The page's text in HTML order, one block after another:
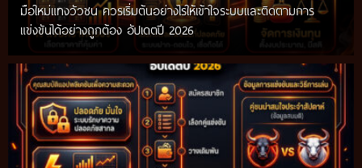
มือใหม่แทงวัวชน ควรเริ่มต้นอย่างไรให้เข้าใจระบบและติดตามการ
แข่งขันได้อย่างถูกต้อง อัปเดตปี 2026